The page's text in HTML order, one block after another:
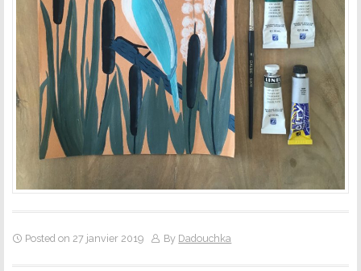
Posted on 27 janvier 2019 By Dadouchka